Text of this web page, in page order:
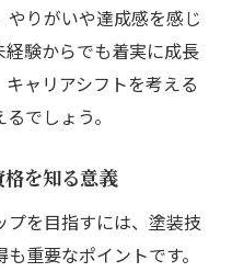
りがいや達成感を感じ
験からでも着実に成長
ャリアシフトを考える
でしょう。
を知る意義
を目指すには、塗装技
重要なポイントです。